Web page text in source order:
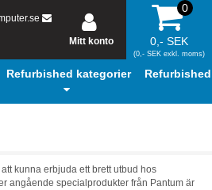
Mitt konto
0
0,- SEK
(0,- SEK exkl. moms)
Refurbished kategorier Refurbished
kunna erbjuda ett brett utbud hos
angående specialprodukter från Pantum är